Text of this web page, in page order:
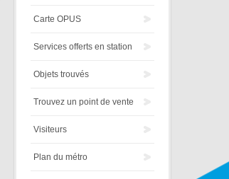
Carte OPUS
Services offerts en station
Objets trouvés
Trouvez un point de vente
Visiteurs
Plan du métro